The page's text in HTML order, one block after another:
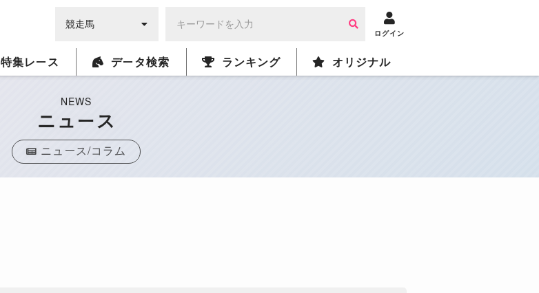
ログイン
特集レース データ検索 ランキング オリジナル
NEWS
ニュース
ニュース/コラム